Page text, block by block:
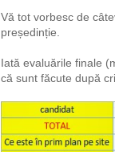
Vă tot vorbesc de
președinție.
Iată evaluările finale
că sunt făcute după